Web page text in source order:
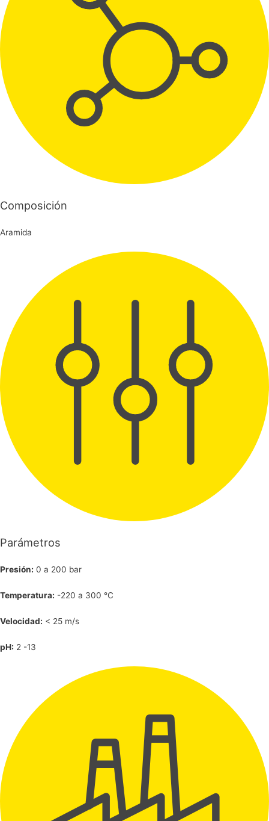
Composición
Aramida
Parámetros
Presión: 0 a 200 bar
Temperatura: -220 a 300 °C
Velocidad: < 25 m/s
pH: 2 -13